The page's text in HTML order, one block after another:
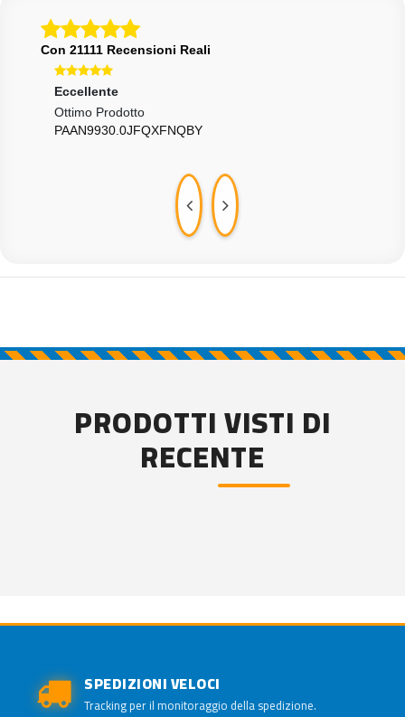
Con 21111 Recensioni Reali
Eccellente
Ottimo Prodotto
PAAN9930.0JFQXFNQBY
PRODOTTI VISTI DI
RECENTE
SPEDIZIONI VELOCI
Tracking per il monitoraggio della spedizione.